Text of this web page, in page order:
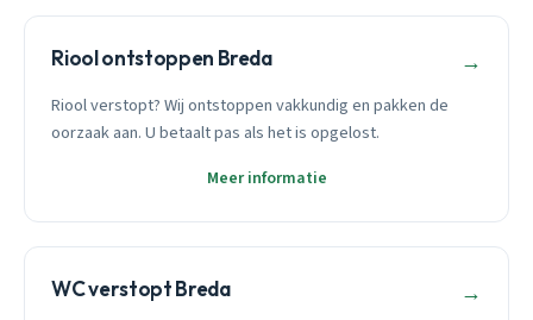
Riool ontstoppen Breda →
Riool verstopt? Wij ontstoppen vakkundig en pakken de
oorzaak aan. U betaalt pas als het is opgelost.
Meer informatie
WC verstopt Breda →